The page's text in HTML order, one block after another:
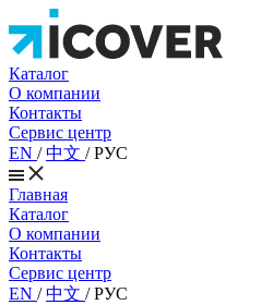
Каталог
О компании
Контакты
Сервис центр
EN /中文 /РУС
Главная
Каталог
О компании
Контакты
Сервис центр
EN /中文 /РУС